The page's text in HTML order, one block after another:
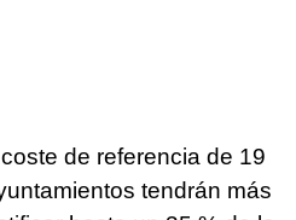
de referencia de 19
tendrán más